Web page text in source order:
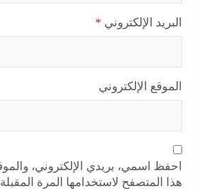
البريد الإلكتروني *
الموقع الإلكتروني
احفظ اسمي، بريدي الإلكتروني،
هذا المتصفح لاستخدامها المرة